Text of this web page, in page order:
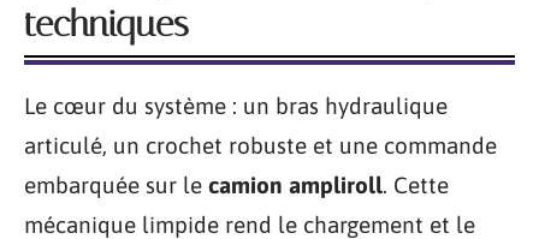
techniques
Le cœur du système : un bras hydraulique
articulé, un crochet robuste et une commande
embarquée sur le camion ampliroll. Cette
mécanique limpide rend le chargement et le